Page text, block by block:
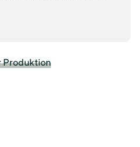
Produktion